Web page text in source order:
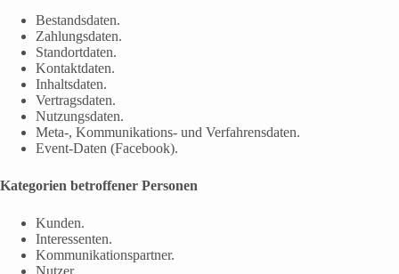
Bestandsdaten.
Zahlungsdaten.
Standortdaten.
Kontaktdaten.
Inhaltsdaten.
Vertragsdaten.
Nutzungsdaten.
Meta-, Kommunikations- und Verfahrensdaten.
Event-Daten (Facebook).
Kategorien betroffener Personen
Kunden.
Interessenten.
Kommunikationspartner.
Nutzer.